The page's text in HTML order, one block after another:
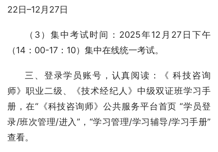
22日–12月27日
（3）集中考试时间：2025年12月27日下午
（14：00-17：10）集中在线统一考试。
三、登录学员账号，认真阅读：《 科技咨询
师》职业二级、《技术经纪人》中级双证班学习手
册，在“《科技咨询师》公共服务平台首页 “学员登
录/班次管理/进入”，“学习管理/学习辅导/学习手册”
查看。